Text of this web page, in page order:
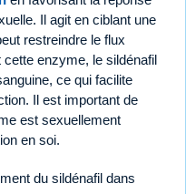
Il agit en ciblant une
restreindre le flux
enzyme, le sildénafil
ce qui facilite
Il est important de
est sexuellement
en soi.
du sildénafil dans